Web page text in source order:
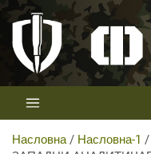
Скип
цонтент
Први војни канал у
Насловна
Насловна-1